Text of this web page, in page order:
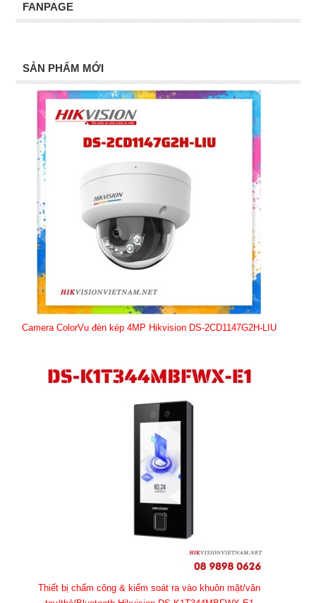
FANPAGE
SẢN PHẨM MỚI
Camera ColorVu đèn kép 4MP Hikvision DS-2CD1147G2H-LIU
Thiết bị chấm công & kiểm soát ra vào khuôn mặt/vân